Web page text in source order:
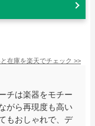
在庫を楽天でチェック >>
チは楽器をモチー
がら再現度も高い
もおしゃれで、デ